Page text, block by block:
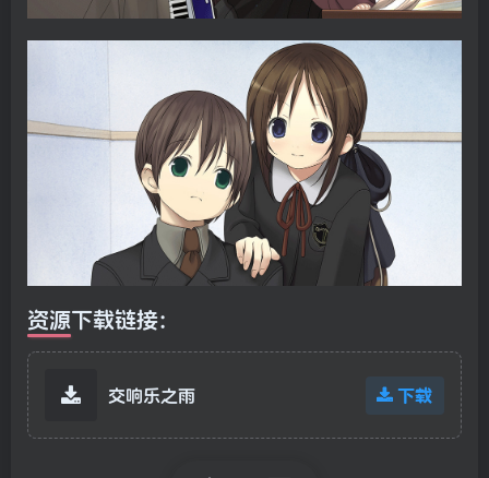
资源下载链接:
交响乐之雨 下载